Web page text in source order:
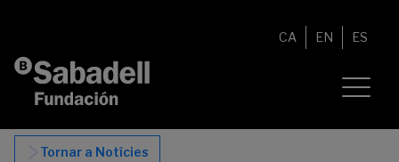
CA EN ES
Tornar a Notícies